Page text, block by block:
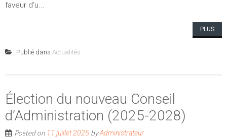
faveur d’u...
PLUS
Publié dans Actualités
Élection du nouveau Conseil
d’Administration (2025-2028)
Posted on 11 juillet 2025 byAdministrateur